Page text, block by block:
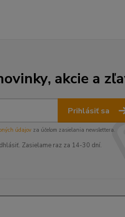
akcie a
Prihlásiť sa
údajov za účelom zasielania newslettera.
Zasielame raz za 14-30 dní.